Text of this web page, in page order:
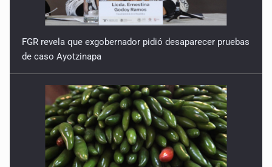
de caso Ayotzinapa